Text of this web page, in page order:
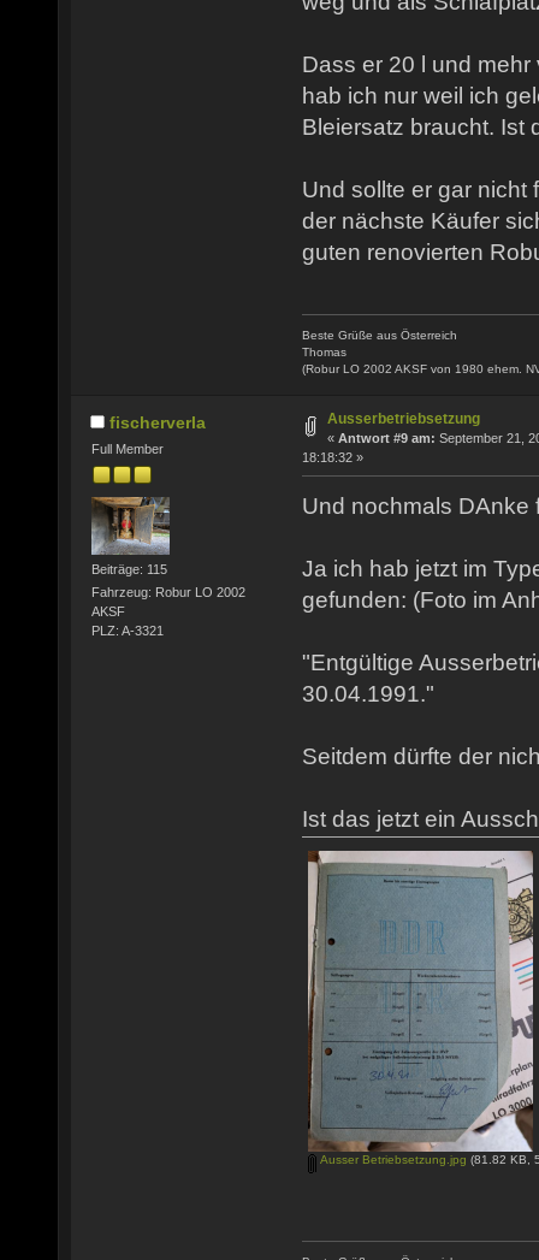
Dass er 20 l und
hab ich nur weil ich
Bleiersatz braucht. Ist
Und sollte er gar nicht
der nächste Käufer
guten renovierten
Beste Grüße aus Österreich
Thomas
(Robur LO 2002 AKSF von 1980 ehem.
fischerverla
Full Member
Beiträge: 115
Fahrzeug: Robur LO 2002
AKSF
PLZ: A-3321
Ausserbetriebsetzung
« Antwort #9 am: September 21,
18:18:32 »
Und nochmals DAnke
Ja ich hab jetzt im
gefunden: (Foto im
"Entgültige
30.04.1991."
Seitdem dürfte der
Ist das jetzt ein
Ausser Betriebsetzung.jpg (81.82 KB,